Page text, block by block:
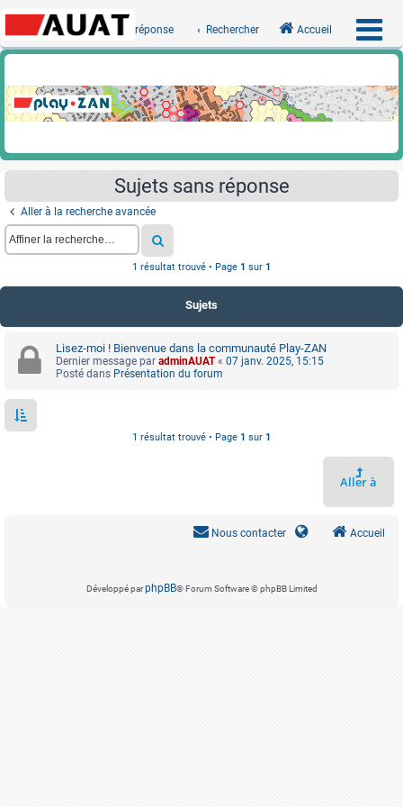
Accueil
Rechercher
Sujets sans réponse
Sujets sans réponse
Aller à la recherche avancée
1 résultat trouvé • Page 1 sur 1
Sujets
Lisez-moi ! Bienvenue dans la communauté Play-ZAN
Dernier message par adminAUAT« 07 janv. 2025, 15:15
Posté dans Présentation du forum
1 résultat trouvé • Page 1 sur 1
Aller à
Accueil
Nous contacter
Développé parphpBB® Forum Software © phpBB Limited